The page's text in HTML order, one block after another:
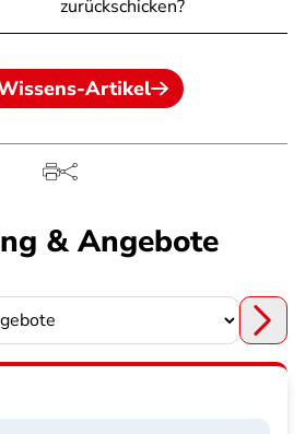
zurückschicken?
Artikel
& Angebote